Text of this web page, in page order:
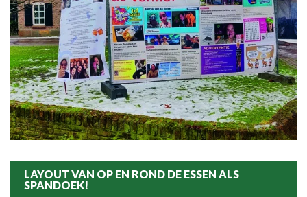
LAYOUT VAN OP EN ROND DE ESSEN ALS
SPANDOEK!